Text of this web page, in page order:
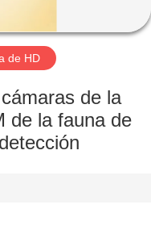
de HD
de la
de la fauna de